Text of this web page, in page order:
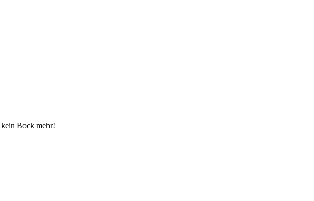
Bock mehr!